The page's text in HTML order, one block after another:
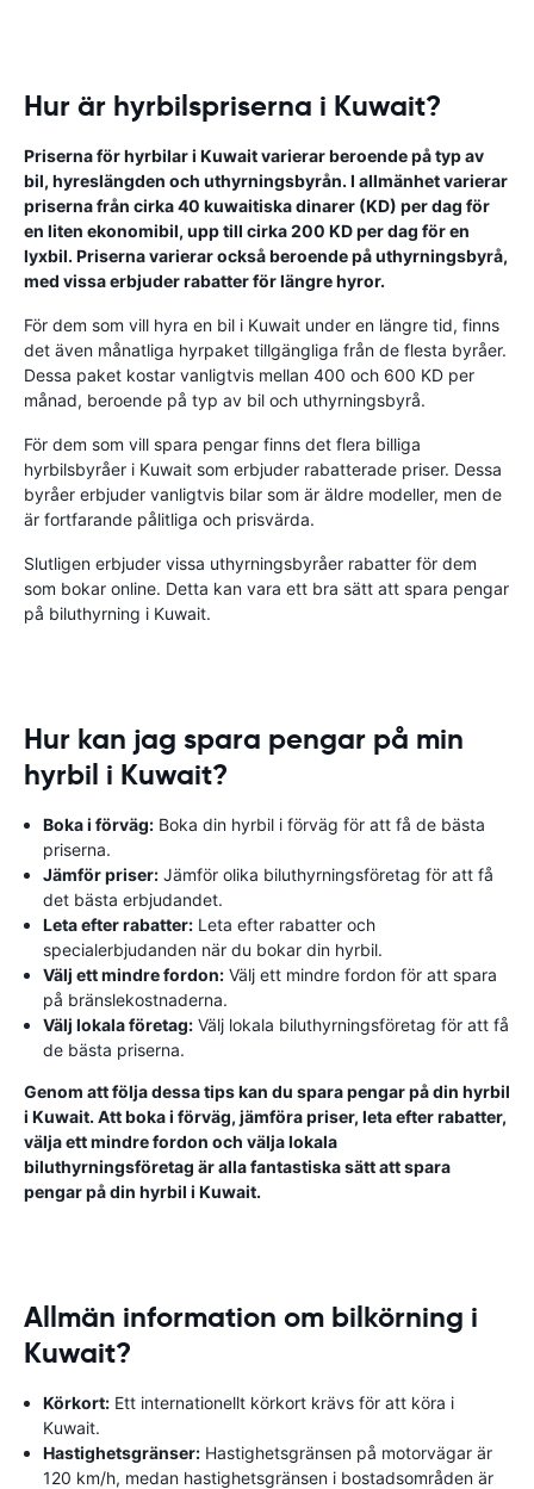
Hur är hyrbilspriserna i Kuwait?
Priserna för hyrbilar i Kuwait varierar beroende på typ av
bil, hyreslängden och uthyrningsbyrån. I allmänhet varierar
priserna från cirka 40 kuwaitiska dinarer (KD) per dag för
en liten ekonomibil, upp till cirka 200 KD per dag för en
lyxbil. Priserna varierar också beroende på uthyrningsbyrå,
med vissa erbjuder rabatter för längre hyror.
För dem som vill hyra en bil i Kuwait under en längre tid, finns
det även månatliga hyrpaket tillgängliga från de flesta byråer.
Dessa paket kostar vanligtvis mellan 400 och 600 KD per
månad, beroende på typ av bil och uthyrningsbyrå.
För dem som vill spara pengar finns det flera billiga
hyrbilsbyråer i Kuwait som erbjuder rabatterade priser. Dessa
byråer erbjuder vanligtvis bilar som är äldre modeller, men de
är fortfarande pålitliga och prisvärda.
Slutligen erbjuder vissa uthyrningsbyråer rabatter för dem
som bokar online. Detta kan vara ett bra sätt att spara pengar
på biluthyrning i Kuwait.
Hur kan jag spara pengar på min
hyrbil i Kuwait?
Boka i förväg: Boka din hyrbil i förväg för att få de bästa
priserna.
Jämför priser: Jämför olika biluthyrningsföretag för att få
det bästa erbjudandet.
Leta efter rabatter: Leta efter rabatter och
specialerbjudanden när du bokar din hyrbil.
Välj ett mindre fordon: Välj ett mindre fordon för att spara
på bränslekostnaderna.
Välj lokala företag: Välj lokala biluthyrningsföretag för att få
de bästa priserna.
Genom att följa dessa tips kan du spara pengar på din hyrbil
i Kuwait. Att boka i förväg, jämföra priser, leta efter rabatter,
välja ett mindre fordon och välja lokala
biluthyrningsföretag är alla fantastiska sätt att spara
pengar på din hyrbil i Kuwait.
Allmän information om bilkörning i
Kuwait?
Körkort: Ett internationellt körkort krävs för att köra i
Kuwait.
Hastighetsgränser: Hastighetsgränsen på motorvägar är
120 km/h, medan hastighetsgränsen i bostadsområden är